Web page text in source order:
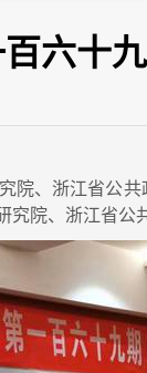
六十
院、浙江省公
究院、浙江省公